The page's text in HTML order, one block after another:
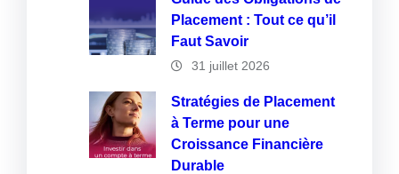
Placement : Tout ce qu’il
Faut Savoir
31 juillet 2026
Stratégies de Placement
à Terme pour une
Croissance Financière
Durable